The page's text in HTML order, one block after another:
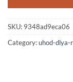
SKU: 9348ad9eca06
Category:uhod-dlya-